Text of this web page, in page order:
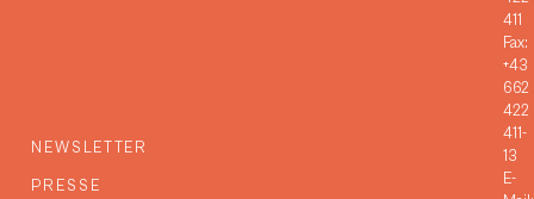
NEWSLETTER
PRESSE
411
Fax:
+43
662
422
411-
13
E-